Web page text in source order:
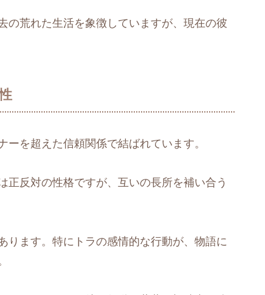
の荒れた生活を象徴していますが、現在の彼
ーを超えた信頼関係で結ばれています。
正反対の性格ですが、互いの長所を補い合う
ります。特にトラの感情的な行動が、物語に